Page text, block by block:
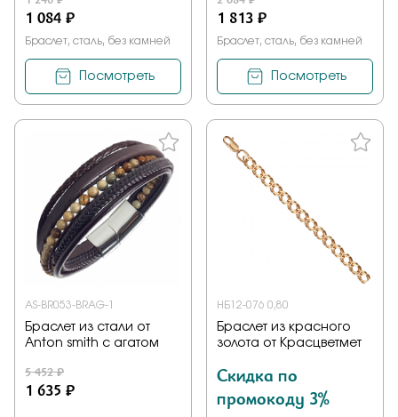
1 084 ₽
Браслет, сталь, без камней
Посмотреть
1 813 ₽
Браслет, сталь, без камней
Посмотреть
AS-BR053-BRAG-1
Браслет из стали от
Anton smith с агатом
5 452 ₽
1 635 ₽
НБ12-076 0,80
Браслет из красного
золота от Красцветмет
Скидка по
промокоду 3%